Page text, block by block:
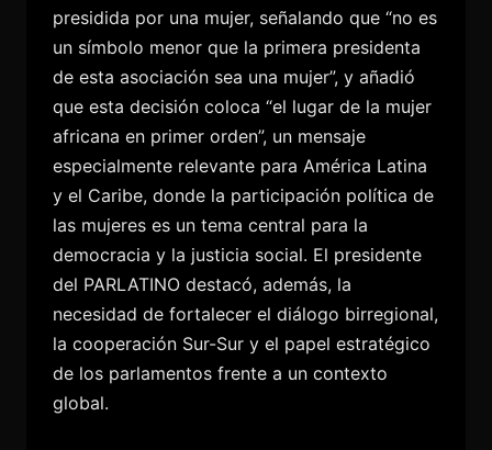
presidida por una mujer, señalando que “no es
un símbolo menor que la primera presidenta
de esta asociación sea una mujer”, y añadió
que esta decisión coloca “el lugar de la mujer
africana en primer orden”, un mensaje
especialmente relevante para América Latina
y el Caribe, donde la participación política de
las mujeres es un tema central para la
democracia y la justicia social. El presidente
del PARLATINO destacó, además, la
necesidad de fortalecer el diálogo birregional,
la cooperación Sur-Sur y el papel estratégico
de los parlamentos frente a un contexto
global.